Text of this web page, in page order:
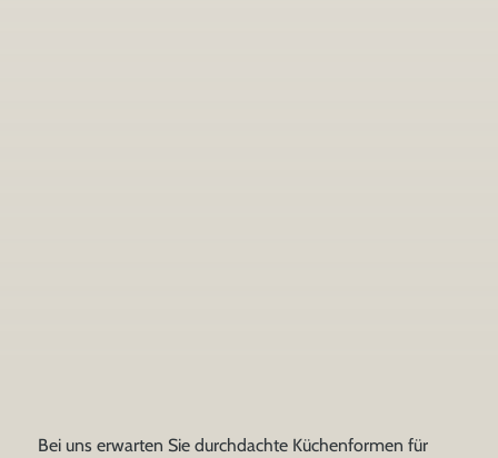
Bei uns erwarten Sie durchdachte Küchenformen für